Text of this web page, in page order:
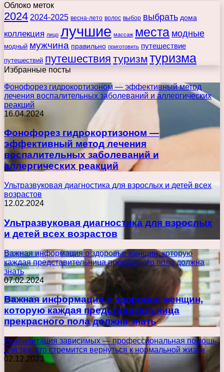
Облоко меток
2024 2024-2025 весна-лето волос выбор выбрать дома
коллекция лицо лучшие массаж места модные
модный мужчина правильно приготовить путешествие
путешествий путешествия туризм туризма
Избранные посты
Фонофорез гидрокортизоном — эффективный метод
лечения воспалительных заболеваний и аллергических
реакций
16.04.2024
Фонофорез гидрокортизоном —
эффективный метод лечения
воспалительных заболеваний и
аллергических реакций
Ультразвуковая диагностика для взрослых и детей всех
возрастов
12.02.2024
Ультразвуковая диагностика для взрослых
и детей всех возрастов
Важная информация о здоровье женщин, которую
каждая представительница прекрасного пола должна
знать
07.02.2024
Важная информация о здоровье женщин,
которую каждая представительница
прекрасного пола должна знать
Реабилитация зависимых — профессиональная помощь
для тех, кто стремится вернуться к нормальной жизни
02.12.2023